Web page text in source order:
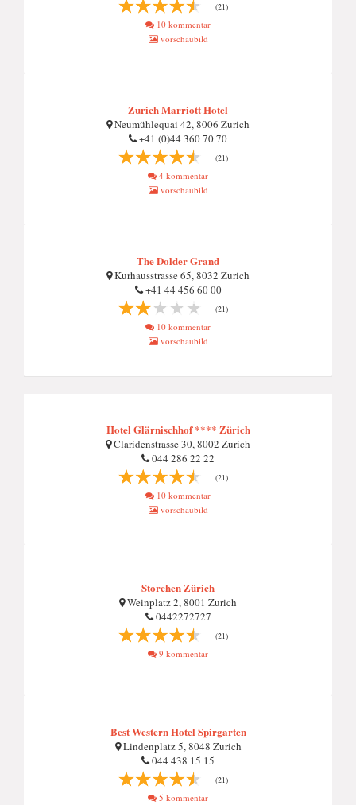
(21)
10 kommentar
vorschaubild
Zurich Marriott Hotel
Neumühlequai 42, 8006 Zurich
+41 (0)44 360 70 70
(21)
4 kommentar
vorschaubild
The Dolder Grand
Kurhausstrasse 65, 8032 Zurich
+41 44 456 60 00
(21)
10 kommentar
vorschaubild
Hotel Glärnischhof **** Zürich
Claridenstrasse 30, 8002 Zurich
044 286 22 22
(21)
10 kommentar
vorschaubild
Storchen Zürich
Weinplatz 2, 8001 Zurich
0442272727
(21)
9 kommentar
Best Western Hotel Spirgarten
Lindenplatz 5, 8048 Zurich
044 438 15 15
(21)
5 kommentar